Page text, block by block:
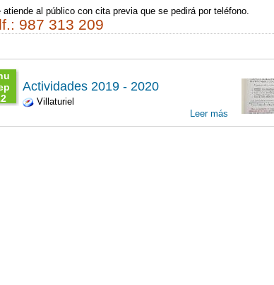
atiende al público con cita previa que se pedirá por teléfono.
987 313 209
Actividades 2019 - 2020
Villaturiel
Leer más